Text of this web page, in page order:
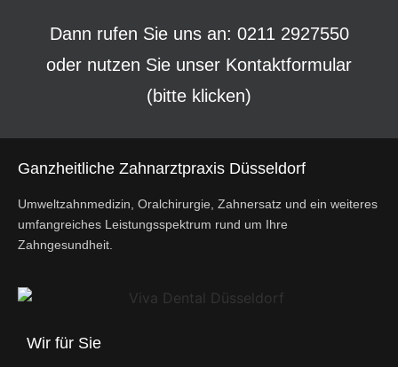
Dann rufen Sie uns an: 0211 2927550
oder nutzen Sie unser Kontaktformular
(bitte klicken)
Ganzheitliche Zahnarztpraxis Düsseldorf
Umweltzahnmedizin, Oralchirurgie, Zahnersatz und ein weiteres
umfangreiches Leistungsspektrum rund um Ihre
Zahngesundheit.
Wir für Sie